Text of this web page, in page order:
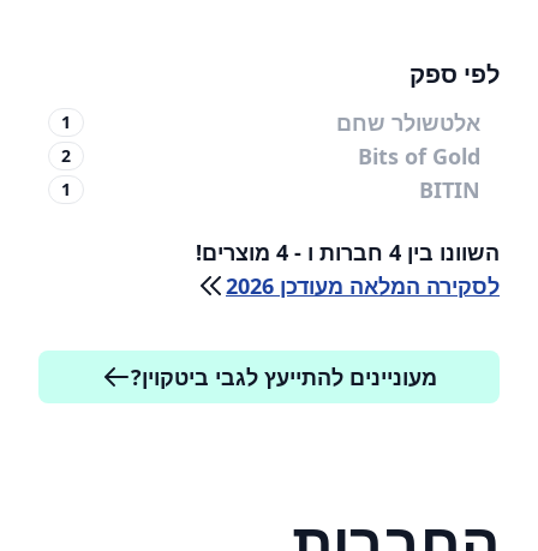
לפי ספק
אלטשולר שחם 1
Bits of Gold
2
BITIN
1
השוונו בין 4 חברות ו - 4 מוצרים!
לסקירה המלאה מעודכן 2026
מעוניינים להתייעץ לגבי ביטקוין?